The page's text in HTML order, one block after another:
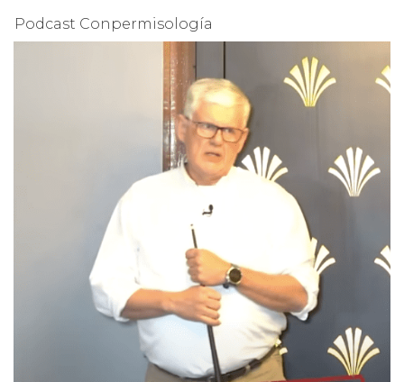
Podcast Conpermisología